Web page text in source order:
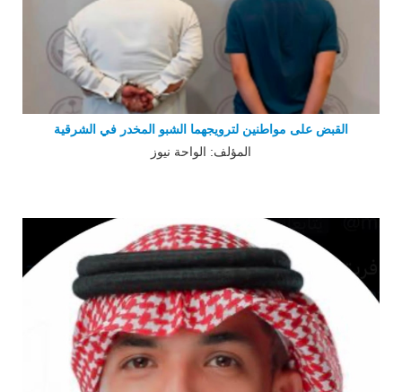
القبض على مواطنين لترويجهما الشبو المخدر في الشرقية
المؤلف: الواحة نيوز